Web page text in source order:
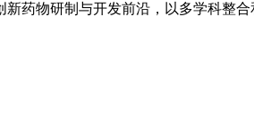
新药物研制与开发前沿，以多学科整